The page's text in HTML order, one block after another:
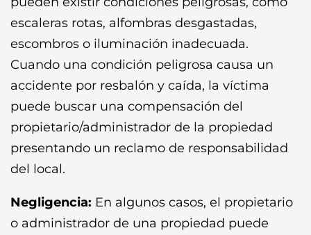
escaleras rotas, alfombras desgastadas,
escombros o iluminación inadecuada.
Cuando una condición peligrosa causa un
accidente por resbalón y caída, la víctima
puede buscar una compensación del
propietario/administrador de la propiedad
presentando un reclamo de responsabilidad
del local.
Negligencia: En algunos casos, el propietario
o administrador de una propiedad puede